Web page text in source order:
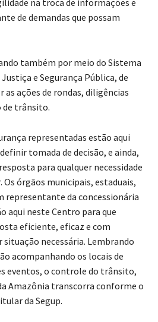
de demandas que possam
também por meio do Sistema
e Segurança Pública, de
ações de rondas, diligências
de trânsito.
representadas estão aqui
tomada de decisão, e ainda,
para qualquer necessidade
Os órgãos municipais, estaduais,
representante da concessionária
aqui neste Centro para que
eficiente, eficaz e com
situação necessária. Lembrando
acompanhando os locais de
eventos, o controle do trânsito,
Amazônia transcorra conforme o
da Segup.